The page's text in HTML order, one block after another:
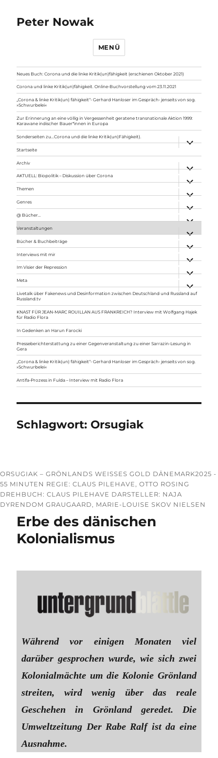
Peter Nowak
MENÜ
Neues Buch: Corona und die linke Kritik(un)fähigkeit (erschienen Oktober 2021)
Corona und linke Kritik(un)fähigkeit. Online-Buchvorstellung vom 23.11.2021
„Corona & linke Kritik(un) fähigkeit“- Gerhard Hanloser im Gespräch- jenseits von sog.
»Schwurbelei«
Zur Erinnerung an eine völlig in Vergessenheit geratene transnationale Aktion 1999:
Karawane indischer Bauer*innen in Europa
Sonderseiten zu…Corona und die linke Kritik(un)Fähigkeit).
anzeigen
Startseite
Archiv
anzeigen
AKTUELL: Biopolitik – Diskussion über Corona
anzeigen
Themen
anzeigen
Genres
anzeigen
@ Bücher…
Veranstaltungen
anzeigen
Bücher & Buchbeiträge
anzeigen
Interviews mit mir
anzeigen
Im Visier der Repression
anzeigen
Meta
anzeigen
Livetalk über Fakenews und Desinformation zwischen Deutschland und Russland auf
Russland.tv
KNAST FÜR JEAN-MARC ROUILLAN AUS FRANKREICH? Interview mit Wolfgang Hajek
für Radio Flora
In Gedenken an Harun Farocki
Presseberichterstattung zu einer Gegenveranstaltung zu einer Sarrazin-Lesung in
Gera
„Corona & linke Kritik(un) fähigkeit“- Gerhard Hanloser im Gespräch- jenseits von sog.
»Schwurbelei«
Antifa-Prozess in Fulda – Interview mit Radio Flora
Schlagwort: Orsugiak
ORSUGIAK – GRÖNLANDS WEISSES GOLD DÄNEMARK2025 -
55 MINUTEN REGIE: CLAUS PILEHAVE, OTTO ROSING
DREHBUCH: CLAUS PILEHAVE DARSTELLER: NAJA
DYRENDOM GRAUGAARD, MARIE-LOUISE SKOV NIELSEN
Erbe des dänischen
Kolonialismus
Während vor einigen Monaten viel
darüber gesprochen wurde, wie sich zwei
Kolonialmächte um die Kolonie Grönland
streiten, wird wenig über das reale
Geschehen in Grönland geredet. Die
Umweltzeitung Der Rabe Ralf ist da eine
Ausnahme.